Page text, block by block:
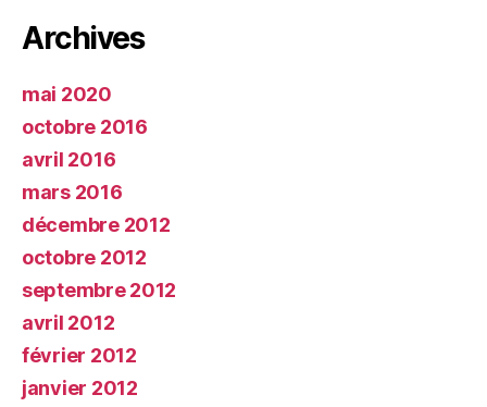
Archives
mai 2020
octobre 2016
avril 2016
mars 2016
décembre 2012
octobre 2012
septembre 2012
avril 2012
février 2012
janvier 2012